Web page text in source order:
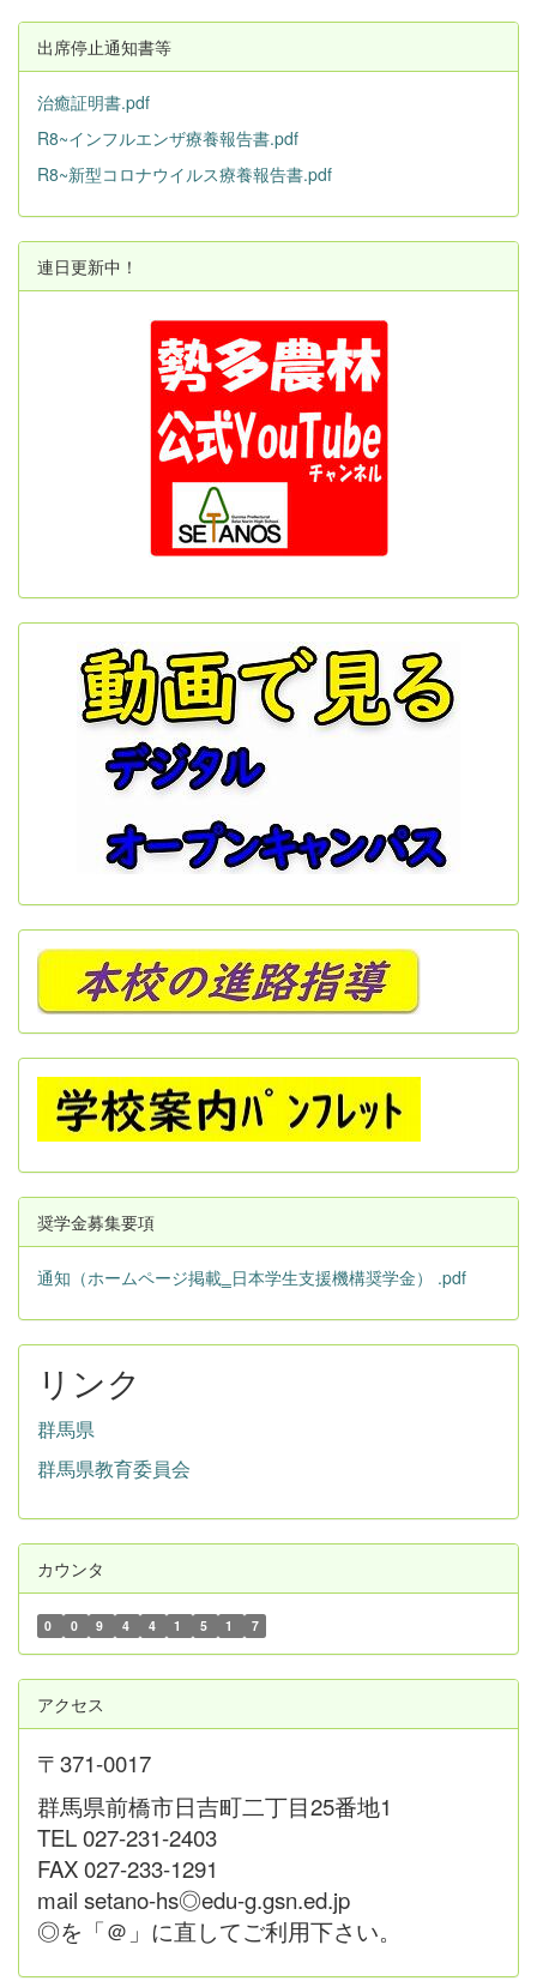
出席停止通知書等
治癒証明書.pdf
R8~インフルエンザ療養報告書.pdf
R8~新型コロナウイルス療養報告書.pdf
連日更新中！
奨学金募集要項
通知（ホームページ掲載‗日本学生支援機構奨学金） .pdf
リンク
群馬県
群馬県教育委員会
カウンタ
0 0 9 4 4 1 5 1 7
アクセス
〒371-0017
群馬県前橋市日吉町二丁目25番地1
TEL 027-231-2403
FAX 027-233-1291
mail setano-hs◎edu-g.gsn.ed.jp
◎を「＠」に直してご利用下さい。